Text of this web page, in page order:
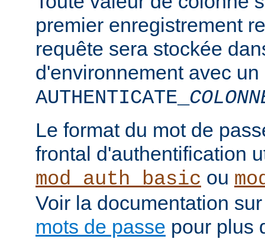
premier enregistrement
requête sera stockée
d'environnement avec
AUTHENTICATE_
Le format du mot de
frontal d'authentification
mod_auth_basic ou
Voir la documentation
mots de passe pour plus